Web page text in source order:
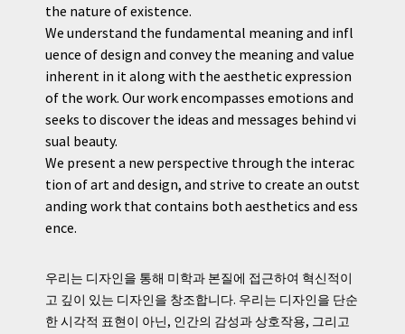
the nature of existence.
We understand the fundamental meaning and infl
uence of design and convey the meaning and value
inherent in it along with the aesthetic expression
of the work. Our work encompasses emotions and
seeks to discover the ideas and messages behind vi
sual beauty.
We present a new perspective through the interac
tion of art and design, and strive to create an outst
anding work that contains both aesthetics and ess
ence.
우리는 디자인을 통해 미학과 본질에 접근하여 혁신적이
고 깊이 있는 디자인을 창조합니다. 우리는 디자인을 단순
한 시각적 표현이 아닌, 인간의 감성과 상호작용, 그리고